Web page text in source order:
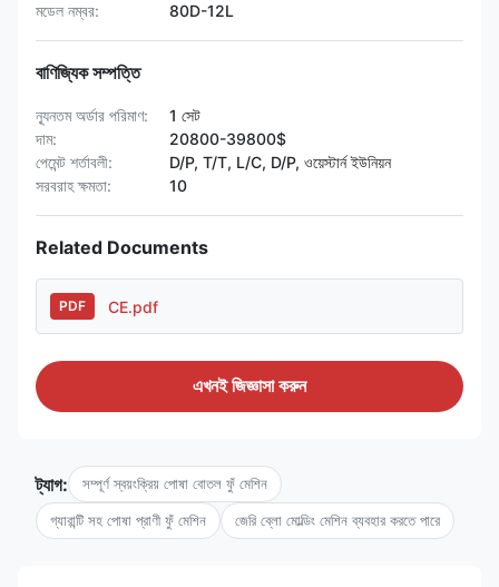
মডেল নম্বর:
80D-12L
বাণিজ্যিক সম্পত্তি
ন্যূনতম অর্ডার পরিমাণ:
1 সেট
দাম:
20800-39800$
পেমেন্ট শর্তাবলী:
D/P, T/T, L/C, D/P, ওয়েস্টার্ন ইউনিয়ন
সরবরাহ ক্ষমতা:
10
Related Documents
PDF CE.pdf
এখনই জিজ্ঞাসা করুন
ট্যাগ: সম্পূর্ণ স্বয়ংক্রিয় পোষা বোতল ফুঁ মেশিন
গ্যারান্টি সহ পোষা প্রাণী ফুঁ মেশিন জেরি ব্লো মোল্ডিং মেশিন ব্যবহার করতে পারে